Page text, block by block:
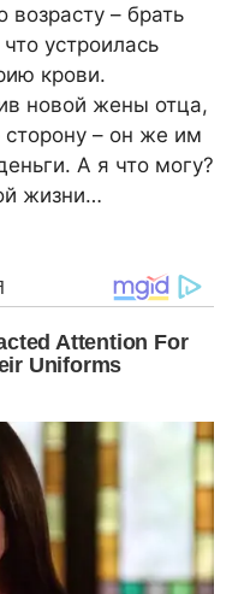
– брать
устроилась
крови.
новой жены отца,
– он же им
А я что могу?
жизни…